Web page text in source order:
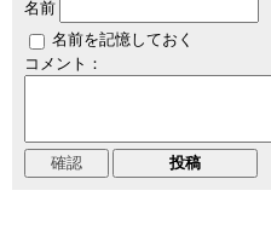
名前
名前を記憶しておく
コメント：